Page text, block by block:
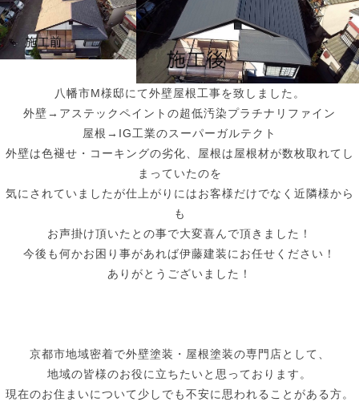
八幡市M様邸にて外壁屋根工事を致しました。
外壁→アステックペイントの超低汚染プラチナリファイン
屋根→IG工業のスーパーガルテクト
外壁は色褪せ・コーキングの劣化、屋根は屋根材が数枚取れてし
まっていたのを
気にされていましたが仕上がりにはお客様だけでなく近隣様から
も
お声掛け頂いたとの事で大変喜んで頂きました！
今後も何かお困り事があれば伊藤建装にお任せください！
ありがとうございました！
京都市地域密着で外壁塗装・屋根塗装の専門店として、
地域の皆様のお役に立ちたいと思っております。
現在のお住まいについて少しでも不安に思われることがある方。